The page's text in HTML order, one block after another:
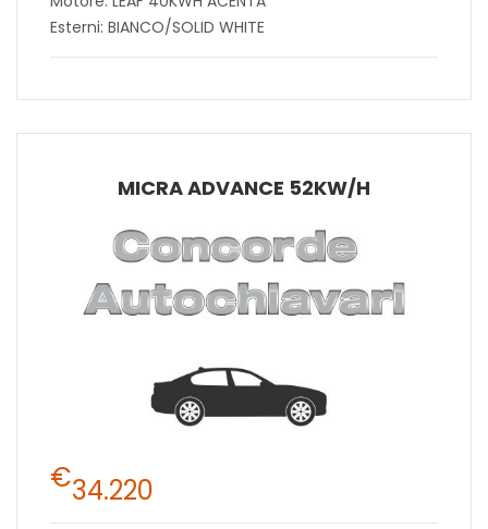
Esterni: BIANCO/SOLID WHITE
MICRA ADVANCE 52KW/H
€34.220